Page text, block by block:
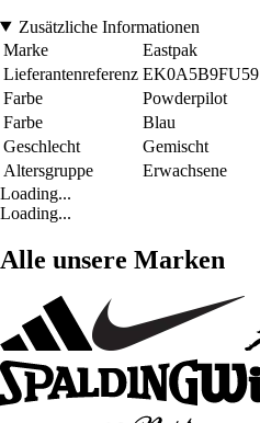
Zusätzliche Informationen
Marke
Eastpak
Lieferantenreferenz EK0A5B9FU59
Farbe
Powderpilot
Farbe
Blau
Geschlecht
Gemischt
Altersgruppe
Erwachsene
Loading...
Loading...
Alle unsere Marken